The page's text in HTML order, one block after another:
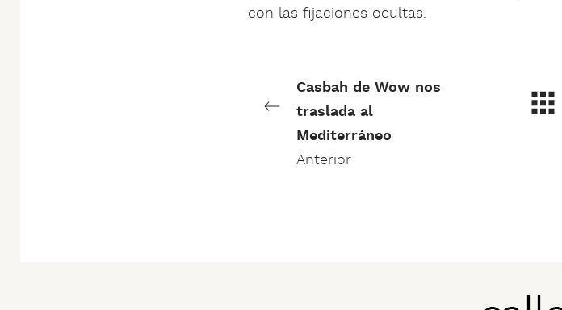
con las fijaciones ocultas.
Casbah de Wow nos
traslada al
Mediterráneo
Anterior